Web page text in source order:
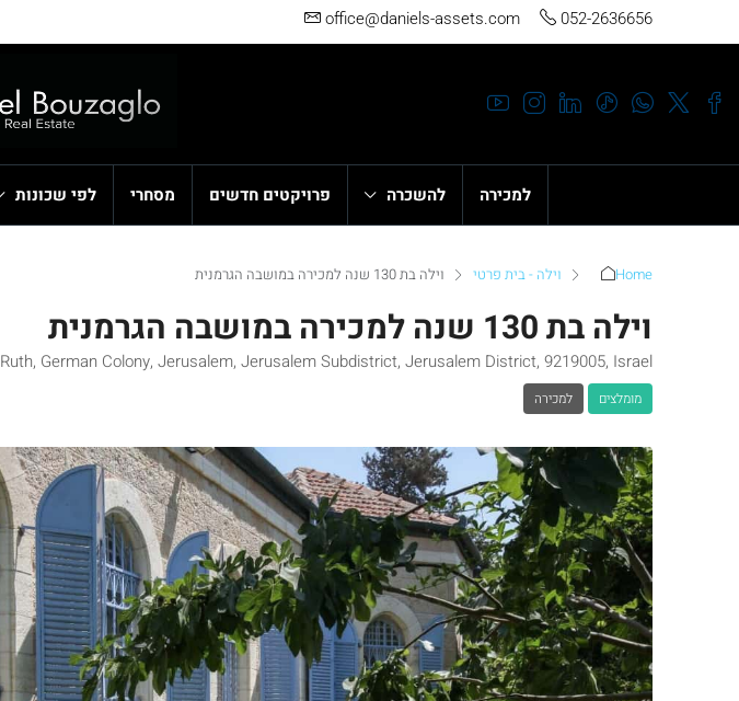
052-2636656
office@daniels-assets.com
למכירה להשכרה פרויקטים חדשים מסחרי לפי שכונות
Home וילה - בית פרטי וילה בת 130 שנה למכירה במושבה הגרמנית
וילה בת 130 שנה למכירה במושבה הגרמנית
Ruth, German Colony, Jerusalem, Jerusalem Subdistrict, Jerusalem District, 9219005, Israel
מומלצים למכירה